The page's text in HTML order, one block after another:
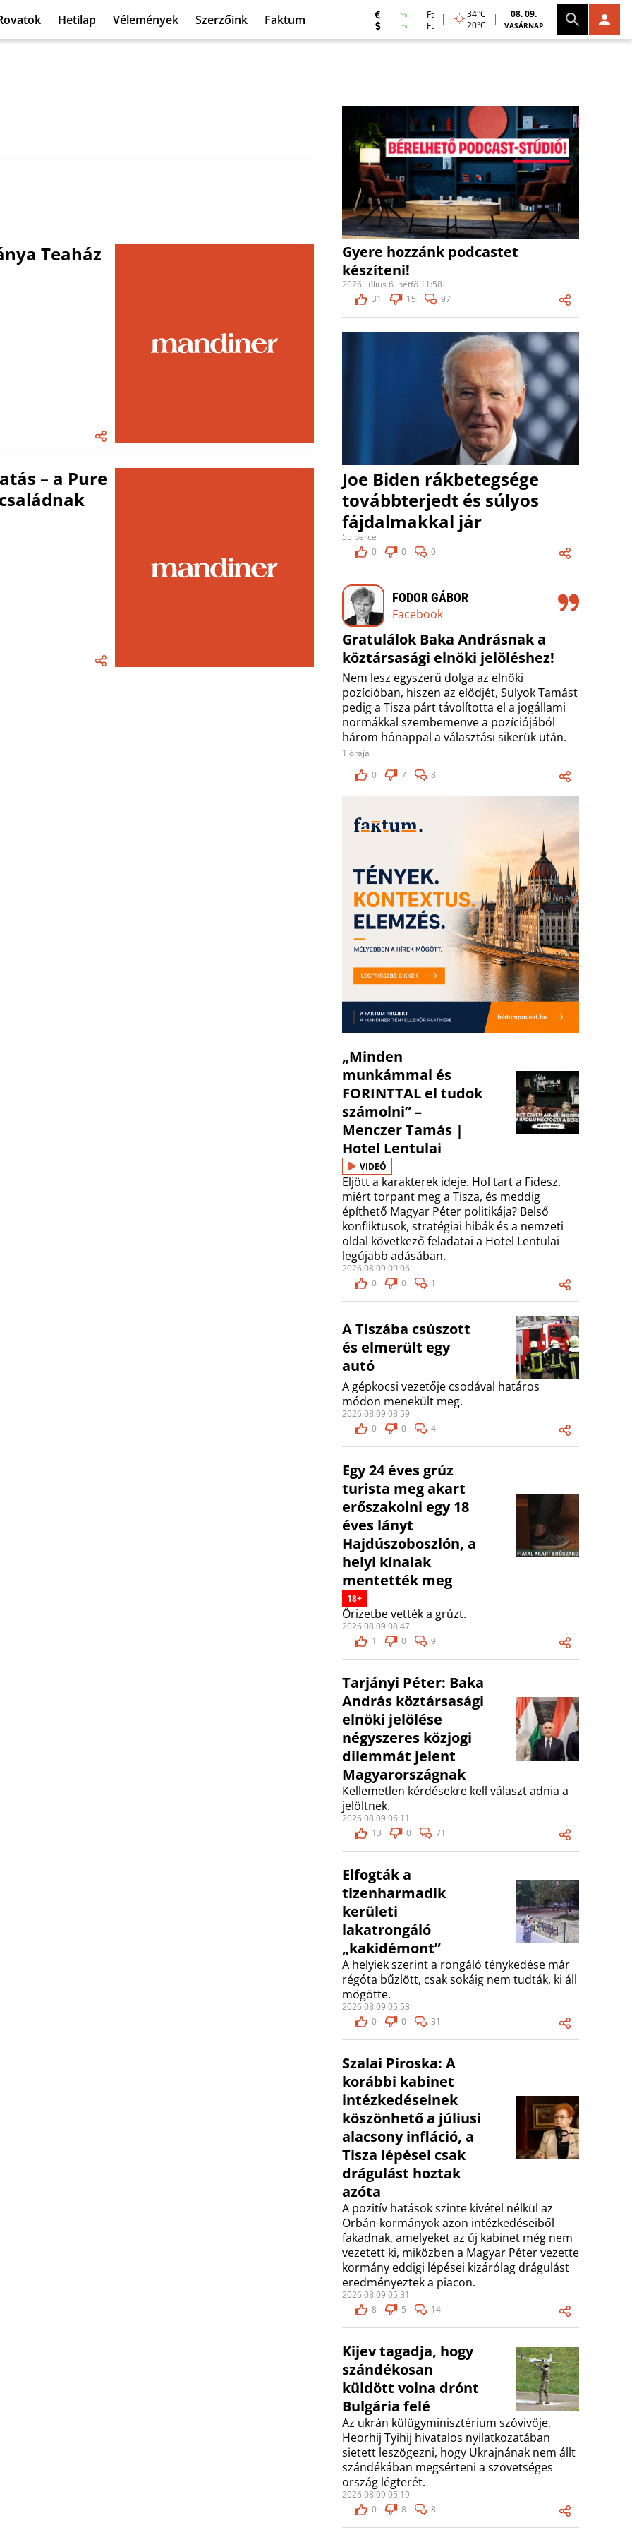
Hetilap Vélemények Szerzőink Faktum
Ft
Ft
34°C
20°C
08. 09.
VASÁRNAP
Teaház
– a Pure
Gyere hozzánk podcastet
készíteni!
2026. július 6. hétfő 11:58
31
15 97
Joe Biden rákbetegsége
továbbterjedt és súlyos
fájdalmakkal jár
55 perce
0
0 0
FODOR GÁBOR
Facebook
Gratulálok Baka Andrásnak a
köztársasági elnöki jelöléshez!
Nem lesz egyszerű dolga az elnöki
pozícióban, hiszen az elődjét, Sulyok Tamást
pedig a Tisza párt távolította el a jogállami
normákkal szembemenve a pozíciójából
három hónappal a választási sikerük után.
1 órája
0
7 8
„Minden
munkámmal és
FORINTTAL el tudok
számolni” –
Menczer Tamás |
Hotel Lentulai
VIDEÓ
Eljött a karakterek ideje. Hol tart a Fidesz,
miért torpant meg a Tisza, és meddig
építhető Magyar Péter politikája? Belső
konfliktusok, stratégiai hibák és a nemzeti
oldal következő feladatai a Hotel Lentulai
legújabb adásában.
2026.08.09 09:06
0
0 1
A Tiszába csúszott
és elmerült egy
autó
A gépkocsi vezetője csodával határos
módon menekült meg.
2026.08.09 08:59
0
0 4
Egy 24 éves grúz
turista meg akart
erőszakolni egy 18
éves lányt
Hajdúszoboszlón, a
helyi kínaiak
mentették meg
18+
Őrizetbe vették a grúzt.
2026.08.09 08:47
1
0 9
Tarjányi Péter: Baka
András köztársasági
elnöki jelölése
négyszeres közjogi
dilemmát jelent
Magyarországnak
Kellemetlen kérdésekre kell választ adnia a
jelöltnek.
2026.08.09 06:11
13
0 71
Elfogták a
tizenharmadik
kerületi
lakatrongáló
„kakidémont”
A helyiek szerint a rongáló ténykedése már
régóta bűzlött, csak sokáig nem tudták, ki áll
mögötte.
2026.08.09 05:53
0
0 31
Szalai Piroska: A
korábbi kabinet
intézkedéseinek
köszönhető a júliusi
alacsony infláció, a
Tisza lépései csak
drágulást hoztak
azóta
A pozitív hatások szinte kivétel nélkül az
Orbán-kormányok azon intézkedéseiből
fakadnak, amelyeket az új kabinet még nem
vezetett ki, miközben a Magyar Péter vezette
kormány eddigi lépései kizárólag drágulást
eredményeztek a piacon.
2026.08.09 05:31
8
5 14
Kijev tagadja, hogy
szándékosan
küldött volna drónt
Bulgária felé
Az ukrán külügyminisztérium szóvivője,
Heorhij Tyihij hivatalos nyilatkozatában
sietett leszögezni, hogy Ukrajnának nem állt
szándékában megsérteni a szövetséges
ország légterét.
2026.08.09 05:19
0
8 8